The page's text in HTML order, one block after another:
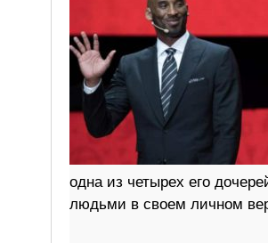
одна из четырех его
людьми в своем личном